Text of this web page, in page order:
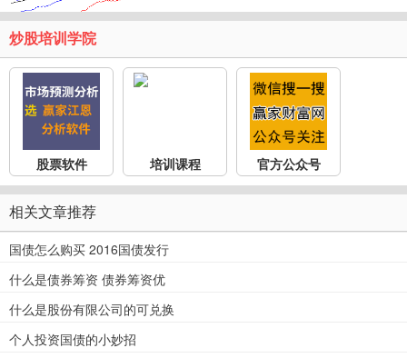
炒股培训学院
股票软件 培训课程 官方公众号
相关文章推荐
国债怎么购买 2016国债发行
什么是债券筹资 债券筹资优
什么是股份有限公司的可兑换
个人投资国债的小妙招